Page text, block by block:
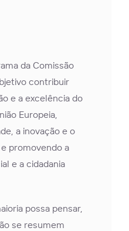
da Comissão
contribuir
e a excelência do
Europeia,
a inovação e o
promovendo a
e a cidadania
possa pensar,
se resumem